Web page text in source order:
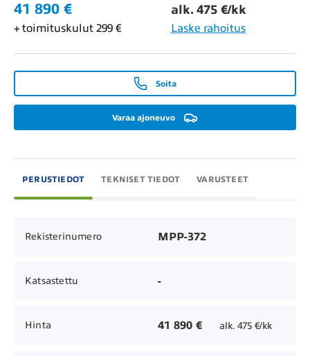
41 890 € alk. 475 €/kk
+ toimituskulut 299 € Laske rahoitus
Soita
Varaa ajoneuvo
PERUSTIEDOT TEKNISET TIEDOT VARUSTEET
Rekisterinumero MPP-372
Katsastettu -
Hinta 41 890 € alk. 475 €/kk